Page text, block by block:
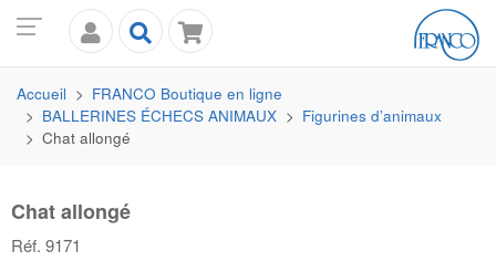
Accueil FRANCO Boutique en ligne
BALLERINES ÉCHECS ANIMAUX
Figurines d’animaux
Chat allongé
Chat allongé
Réf. 9171